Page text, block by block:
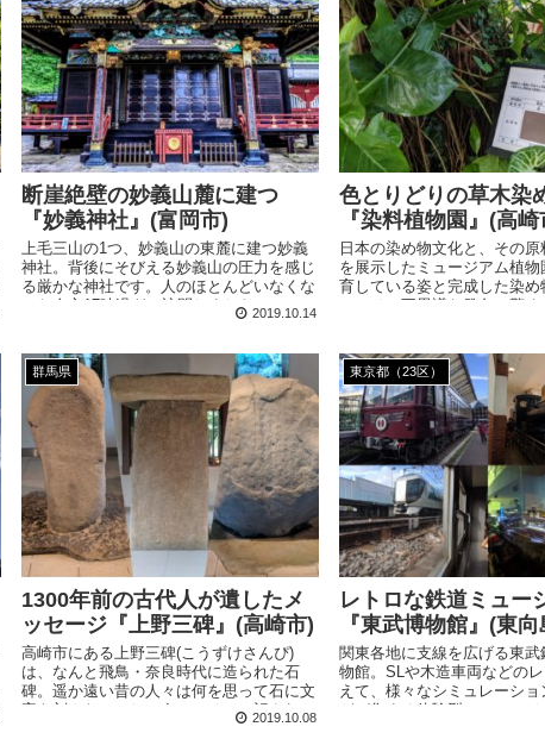
断崖絶壁の妙義山麓に建つ
『妙義神社』(富岡市)
上毛三山の1つ、妙義山の東麓に建つ妙義
神社。背後にそびえる妙義山の圧力を感じ
る厳かな神社です。人のほとんどいなくな
った夕方17時過ぎに訪問しました。2019.10.14
色とりどりの草木染
『染料植物園』(高崎
日本の染め物文化と、その
を展示したミュージアム植物
育している姿と完成した染め
と、その不思議な発色に驚
群馬県
1300年前の古代人が遺したメ
ッセージ『上野三碑』(高崎市)
高崎市にある上野三碑(こうずけさんぴ)
は、なんと飛鳥・奈良時代に造られた石
碑。遥か遠い昔の人々は何を思って石に文
字を刻んだのでしょうか。そこに記されて
2019.10.08
東京都（23区）
レトロな鉄道ミュー
『東武博物館』(東
関東各地に支線を広げる東
物館。SLや木造車両などの
えて、様々なシミュレーショ
どが集まる体験型のミュー
鉄道が目の前を通り抜けるウ